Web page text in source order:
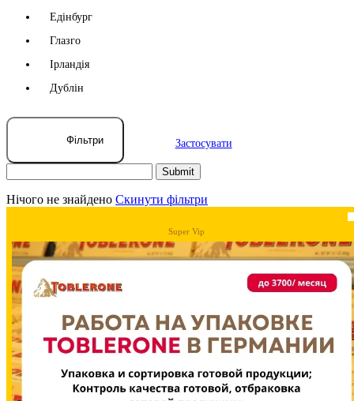
Едінбург
Глазго
Ірландія
Дублін
Фільтри Застосувати
Нічого не знайдено Скинути фільтри
Super Vip